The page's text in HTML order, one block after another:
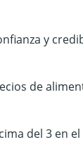
y
de
del 3 en